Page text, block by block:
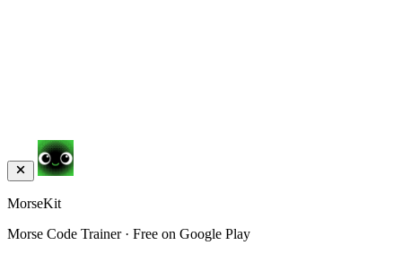
MorseKit
Morse Code Trainer · Free on Google Play